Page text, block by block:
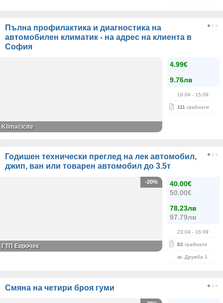
Пълна профилактика и диагностика на
автомобилен климатик - на адрес на клиента в
София
4.99€
9.76лв
10.04 - 15.09
111 грабнати
Klimacicite
Годишен технически преглед на лек автомобил,
джип, ван или товарен автомобил до 3.5т
40.00€
50.00€
78.23лв
97.79лв
23.04 - 16.09
82 грабнати
кв. Дружба 1
-20%
ГТП Еврочек
Смяна на четири броя гуми